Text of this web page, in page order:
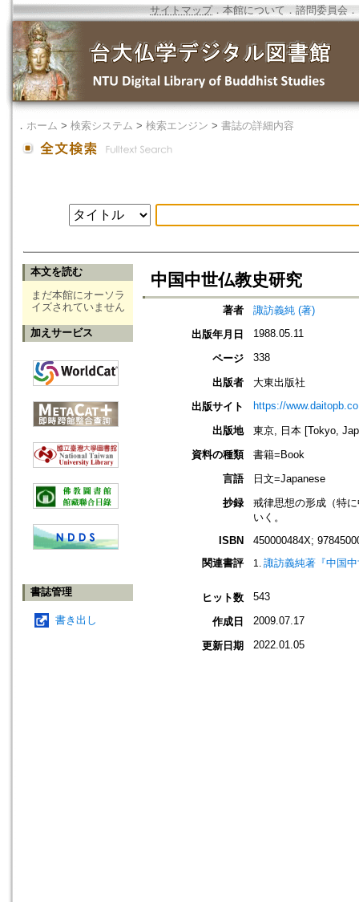
サイトマップ．本館について ． 諮問委員会 ．
． ホーム > 検索システム > 検索エンジン > 書誌の詳細内容
本文を読む
まだ本館にオーソラ
イズされていません
加えサービス
書誌管理
書き出し
中国中世仏教史研究
著者
諏訪義純 (著)
出版年月日
1988.05.11
ページ 338
出版者
大東出版社
出版サイト
https://
出版地
東京, 日本 [Tokyo,
資料の種類
書籍=Book
言語
日文=Japanese
抄録
戒律思想の形成（特
いく。
ISBN
450000484X;
関連書評
諏訪義純著『中国
ヒット数 543
作成日 2009.07.17
更新日期 2022.01.05